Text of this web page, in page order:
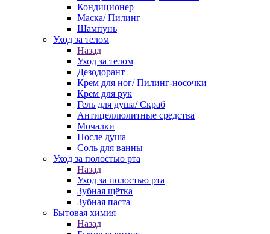
Кондиционер
Маска/ Пилинг
Шампунь
Уход за телом
Назад
Уход за телом
Дезодорант
Крем для ног/ Пилинг-носочки
Крем для рук
Гель для душа/ Скраб
Антицеллюлитные средства
Мочалки
После душа
Соль для ванны
Уход за полостью рта
Назад
Уход за полостью рта
Зубная щётка
Зубная паста
Бытовая химия
Назад